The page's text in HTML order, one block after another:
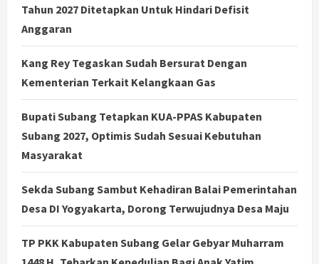
Tahun 2027 Ditetapkan Untuk Hindari Defisit
Anggaran
Kang Rey Tegaskan Sudah Bersurat Dengan
Kementerian Terkait Kelangkaan Gas
Bupati Subang Tetapkan KUA-PPAS Kabupaten
Subang 2027, Optimis Sudah Sesuai Kebutuhan
Masyarakat
Sekda Subang Sambut Kehadiran Balai Pemerintahan
Desa DI Yogyakarta, Dorong Terwujudnya Desa Maju
TP PKK Kabupaten Subang Gelar Gebyar Muharram